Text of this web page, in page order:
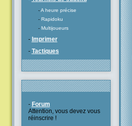
-A heure précise
- Rapidoku
- Multijoueurs
- Imprimer
- Tactiques
- Forum
Attention, vous devez vous
réinscrire !